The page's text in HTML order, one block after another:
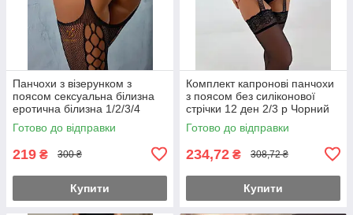
Панчохи з візерунком з
поясом сексуальна білизна
еротична білизна 1/2/3/4
Чорний
Готово до відправки
219 ₴ 300 ₴
Купити
Комплект капронові панчохи
з поясом без силіконової
стрічки 12 ден 2/3 р Чорний
Готово до відправки
234,72 ₴ 308,72 ₴
Купити